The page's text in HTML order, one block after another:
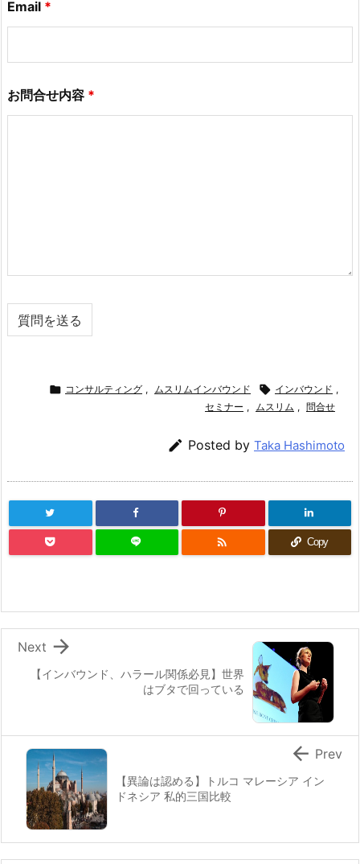
Email *
お問合せ内容 *
 コンサルティング , ムスリムインバウンド  インバウンド ,
セミナー , ムスリム , 問合せ
 Posted by Taka Hashimoto
 Copy
【インバウンド、ハラール関係必見】世界
はブタで回っている

Next
【異論は認める】トルコ マレーシア イン
ドネシア 私的三国比較
 Prev